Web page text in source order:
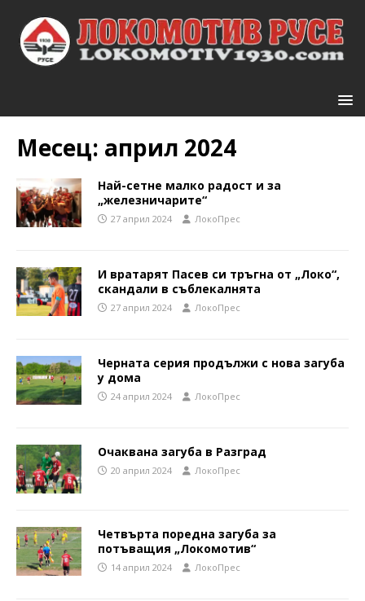
Месец: април 2024
Най-сетне малко радост и за
„железничарите“
27 април 2024 ЛокоПрес
И вратарят Пасев си тръгна от „Локо“,
скандали в съблекалнята
27 април 2024 ЛокоПрес
Черната серия продължи с нова загуба
у дома
24 април 2024 ЛокоПрес
Очаквана загуба в Разград
20 април 2024 ЛокоПрес
Четвърта поредна загуба за
потъващия „Локомотив“
14 април 2024 ЛокоПрес